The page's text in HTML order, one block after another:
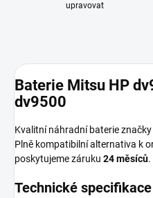
upravovat
Baterie Mitsu HP
dv9500
Kvalitní náhradní baterie značky
Plně kompatibilní alternativa k
poskytujeme záruku 24 měsíců.
Technické specifikace